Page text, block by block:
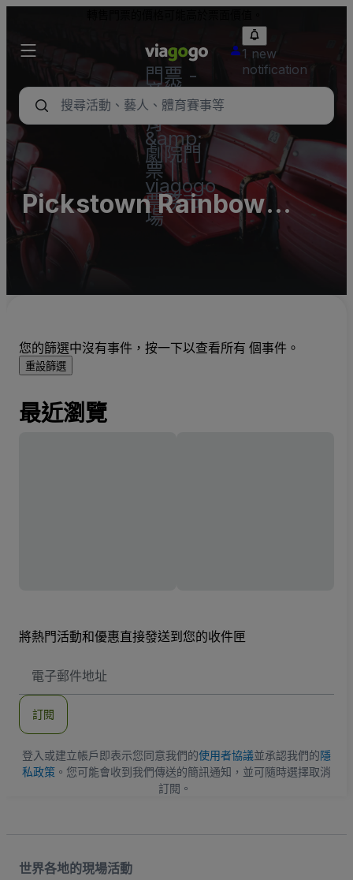
門票 -
音樂
會、體
育
&amp;
劇院門
票 |
viagogo
票務市
場
1 new
notification
Pickstown Rainbow
Room
您的篩選中沒有事件，按一下以查看所有 個事件。
重設篩選
最近瀏覽
將熱門活動和優惠直接發送到您的收件匣
子
地
訂閱
登入或建立帳戶即表示您同意我們的使用者協議並承認我們的隱
私政策 。您可能會收到我們傳送的簡訊通知，並可隨時選擇取消
訂閱。
世界各地的現場活動